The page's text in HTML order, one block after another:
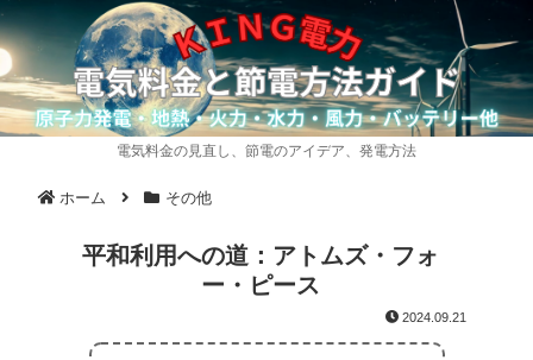
電気料金の見直し、節電のアイデア、発電方法
ホーム その他
平和利用への道：アトムズ・フォ
ー・ピース
2024.09.21